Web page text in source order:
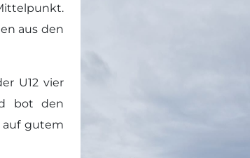
aus den
U12 vier
bot den
auf gutem